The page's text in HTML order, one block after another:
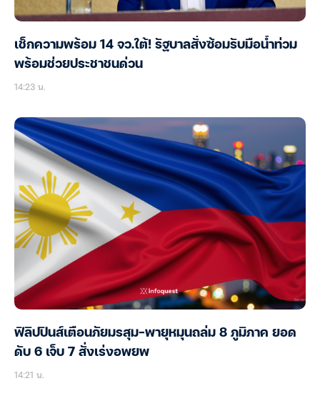
เช็กความพร้อม 14 จว.ใต้! รัฐบาลสั่งซ้อมรับมือน้ำท่วม
พร้อมช่วยประชาชนด่วน
14:23 น.
ฟิลิปปินส์เตือนภัยมรสุม-พายุหมุนถล่ม 8 ภูมิภาค ยอด
ดับ 6 เจ็บ 7 สั่งเร่งอพยพ
14:21 น.